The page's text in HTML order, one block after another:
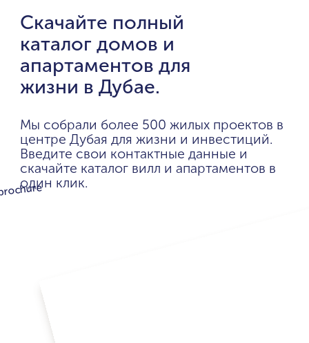
Скачайте полный
каталог домов и
апартаментов для
жизни в Дубае.
Мы собрали более 500 жилых проектов в
центре Дубая для жизни и инвестиций.
Введите свои контактные данные и
скачайте каталог вилл и апартаментов в
один клик.